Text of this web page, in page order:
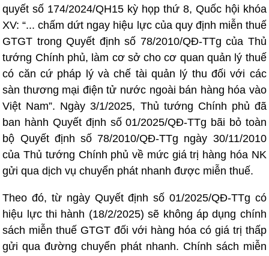
quyết số 174/2024/QH15 kỳ họp thứ 8, Quốc hội khóa
XV: “... chấm dứt ngay hiệu lực của quy định miễn thuế
GTGT trong Quyết định số 78/2010/QĐ-TTg của Thủ
tướng Chính phủ, làm cơ sở cho cơ quan quản lý thuế
có căn cứ pháp lý và chế tài quản lý thu đối với các
sàn thương mại điện tử nước ngoài bán hàng hóa vào
Việt Nam”. Ngày 3/1/2025, Thủ tướng Chính phủ đã
ban hành Quyết định số 01/2025/QĐ-TTg bãi bỏ toàn
bộ Quyết định số 78/2010/QĐ-TTg ngày 30/11/2010
của Thủ tướng Chính phủ về mức giá trị hàng hóa NK
gửi qua dịch vụ chuyển phát nhanh được miễn thuế.
Theo đó, từ ngày Quyết định số 01/2025/QĐ-TTg có
hiệu lực thi hành (18/2/2025) sẽ không áp dụng chính
sách miễn thuế GTGT đối với hàng hóa có giá trị thấp
gửi qua đường chuyển phát nhanh. Chính sách miễn